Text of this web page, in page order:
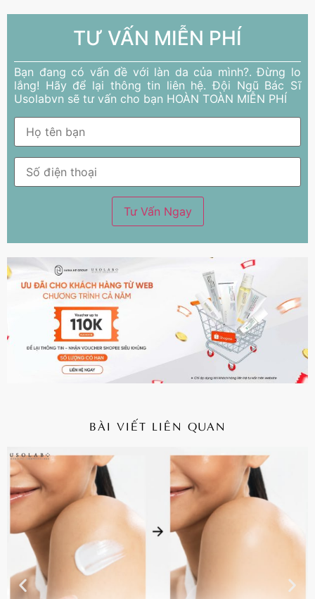
TƯ VẤN MIỄN PHÍ
Bạn đang có vấn đề với làn da của mình?. Đừng lo
lắng! Hãy để lại thông tin liên hệ. Đội Ngũ Bác Sĩ
Usolabvn sẽ tư vấn cho bạn HOÀN TOÀN MIỄN PHÍ
BÀI VIẾT LIÊN QUAN